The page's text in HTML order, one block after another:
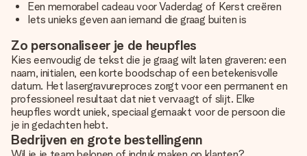
Een memorabel cadeau voor Vaderdag of Kerst creëren
Iets unieks geven aan iemand die graag buiten is
Zo personaliseer je de heupfles
Kies eenvoudig de tekst die je graag wilt laten graveren: een
naam, initialen, een korte boodschap of een betekenisvolle
datum. Het lasergravureproces zorgt voor een permanent en
professioneel resultaat dat niet vervaagt of slijt. Elke
heupfles wordt uniek, speciaal gemaakt voor de persoon die
je in gedachten hebt.
Bedrijven en grote bestellingenn